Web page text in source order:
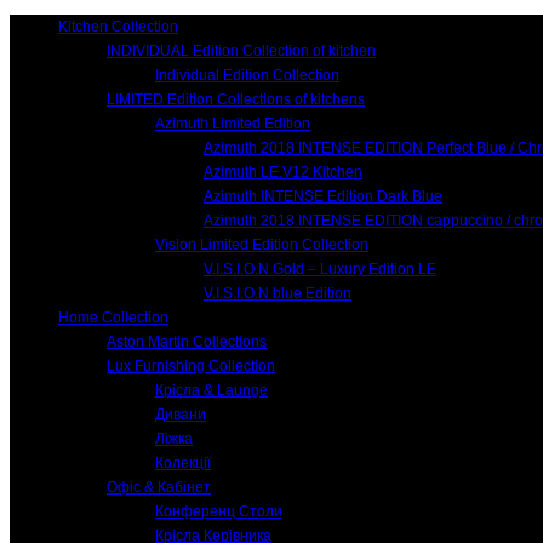
Kitchen Collection
INDIVIDUAL Edition Collection of kitchen
Individual Edition Collection
LIMITED Edition Collections of kitchens
Azimuth Limited Edition
Azimuth 2018 INTENSE EDITION Perfect Blue /
Azimuth LE.V12 Kitchen
Azimuth INTENSE Edition Dark Blue
Azimuth 2018 INTENSE EDITION cappuccino /
Vision Limited Edition Collection
V.I.S.I.O.N Gold – Luxury Edition LE
V.I.S.I.O.N blue Edition
Home Collection
Aston Martin Collections
Lux Furnishing Collection
Крісла & Launge
Дивани
Ліжка
Колекції
Офіс & Кабінет
Конференц Столи
Крісла Керівника